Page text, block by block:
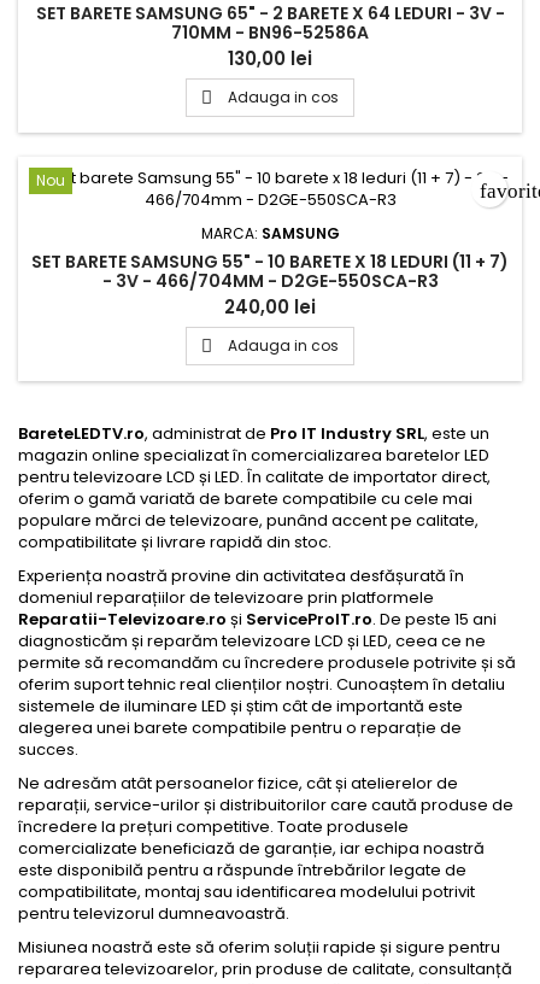
SET BARETE SAMSUNG 65" - 2 BARETE X 64 LEDURI - 3V -
710MM - BN96-52586A
130,00 lei
 Adauga in cos
Nou
MARCA: SAMSUNG
SET BARETE SAMSUNG 55" - 10 BARETE X 18 LEDURI (11 + 7)
- 3V - 466/704MM - D2GE-550SCA-R3
240,00 lei
 Adauga in cos
BareteLEDTV.ro, administrat de Pro IT Industry SRL, este un
magazin online specializat în comercializarea baretelor LED
pentru televizoare LCD și LED. În calitate de importator direct,
oferim o gamă variată de barete compatibile cu cele mai
populare mărci de televizoare, punând accent pe calitate,
compatibilitate și livrare rapidă din stoc.
Experiența noastră provine din activitatea desfășurată în
domeniul reparațiilor de televizoare prin platformele
Reparatii-Televizoare.ro și ServiceProIT.ro. De peste 15 ani
diagnosticăm și reparăm televizoare LCD și LED, ceea ce ne
permite să recomandăm cu încredere produsele potrivite și să
oferim suport tehnic real clienților noștri. Cunoaștem în detaliu
sistemele de iluminare LED și știm cât de importantă este
alegerea unei barete compatibile pentru o reparație de
succes.
Ne adresăm atât persoanelor fizice, cât și atelierelor de
reparații, service-urilor și distribuitorilor care caută produse de
încredere la prețuri competitive. Toate produsele
comercializate beneficiază de garanție, iar echipa noastră
este disponibilă pentru a răspunde întrebărilor legate de
compatibilitate, montaj sau identificarea modelului potrivit
pentru televizorul dumneavoastră.
Misiunea noastră este să oferim soluții rapide și sigure pentru
repararea televizoarelor, prin produse de calitate, consultanță